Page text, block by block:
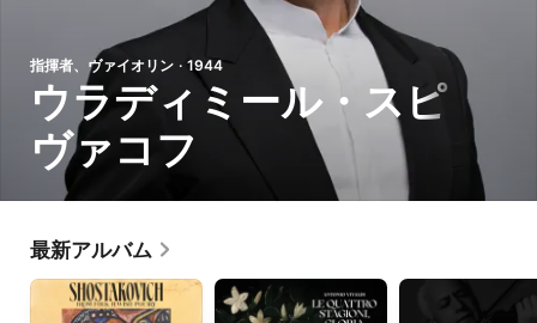
指揮者、ヴァイオリン · 1944
ウラディミール・スピ
ヴァコフ
最新アルバム